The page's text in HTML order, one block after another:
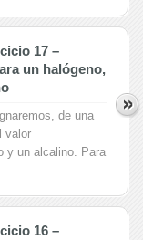
17 –
un halógeno,
de una
valor
y un alcalino. Para
16 –